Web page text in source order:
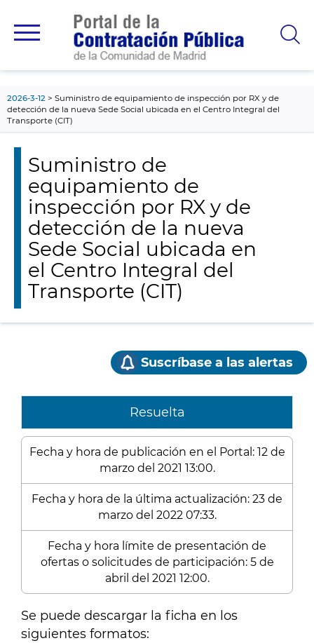
principal
2026-3-12
Suministro de equipamiento de inspección por RX y de
detección de la nueva Sede Social ubicada en el Centro Integral del
Transporte (CIT)
Suministro de
equipamiento de
inspección por RX y de
detección de la nueva
Sede Social ubicada en
el Centro Integral del
Transporte (CIT)
Suscríbase a las alertas
Resuelta
Fecha y hora de publicación en el Portal: 12 de
marzo del 2021 13:00.
Fecha y hora de la última actualización: 23 de
marzo del 2022 07:33.
Fecha y hora límite de presentación de
ofertas o solicitudes de participación: 5 de
abril del 2021 12:00.
Se puede descargar la ficha en los
siguientes formatos: